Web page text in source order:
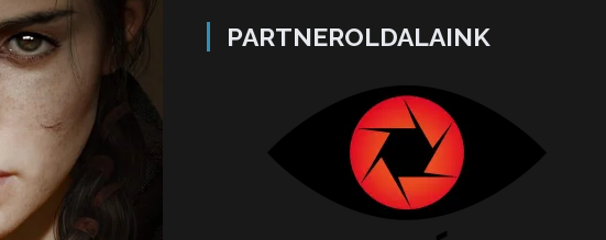
PARTNEROLDALAINK